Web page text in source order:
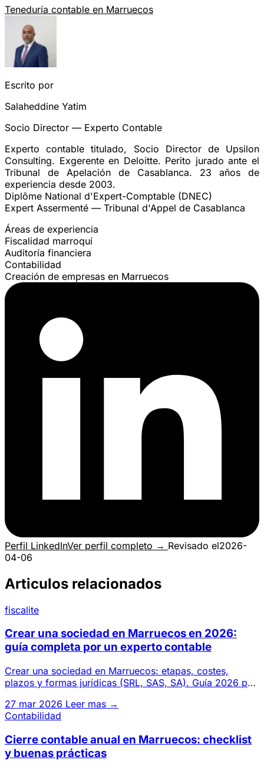
Teneduría contable en Marruecos
Escrito por
Salaheddine Yatim
Socio Director — Experto Contable
Experto contable titulado, Socio Director de Upsilon
Consulting. Exgerente en Deloitte. Perito jurado ante el
Tribunal de Apelación de Casablanca. 23 años de
experiencia desde 2003.
Diplôme National d'Expert-Comptable (DNEC)
Expert Assermenté — Tribunal d'Appel de Casablanca
Áreas de experiencia
Fiscalidad marroquí
Auditoría financiera
Contabilidad
Creación de empresas en Marruecos
Perfil LinkedInVer perfil completo → Revisado el2026-
04-06
Articulos relacionados
fiscalite
Crear una sociedad en Marruecos en 2026:
guía completa por un experto contable
Crear una sociedad en Marruecos: etapas, costes,
plazos y formas jurídicas (SRL, SAS, SA). Guía 2026 por
27 mar 2026 Leer mas →
Contabilidad
Cierre contable anual en Marruecos: checklist
y buenas prácticas